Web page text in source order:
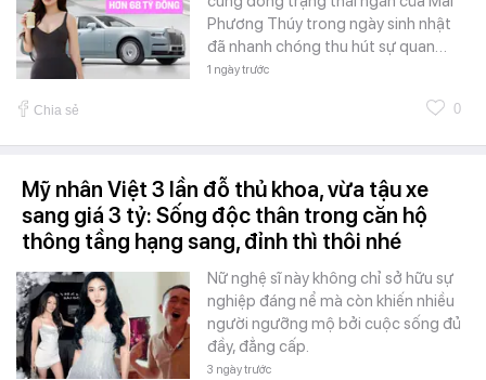
Phương Thúy trong ngày sinh nhật
đã nhanh chóng thu hút sự quan…
1 ngày trước
Chia sẻ 0
Mỹ nhân Việt 3 lần đỗ thủ khoa, vừa tậu xe
sang giá 3 tỷ: Sống độc thân trong căn hộ
thông tầng hạng sang, đỉnh thì thôi nhé
Nữ nghệ sĩ này không chỉ sở hữu sự
nghiệp đáng nể mà còn khiến nhiều
người ngưỡng mộ bởi cuộc sống đủ
đầy, đẳng cấp.
3 ngày trước